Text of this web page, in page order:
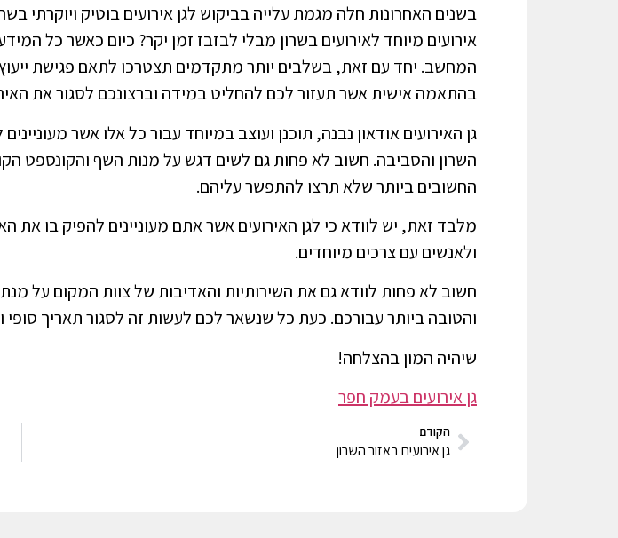
בשנים האחרונות חלה מגמת עלייה בביקוש לגן אירועים בוטיק ויוקרתי
אירועים מיוחד לאירועים בשרון מבלי לבזבז זמן יקר? כיום כאשר כל
המחשב. יחד עם זאת, בשלבים יותר מתקדמים תצטרכו לתאם פגישת
בהתאמה אישית אשר תעזור לכם להחליט במידה וברצונכם לסגור את
גן האירועים אודאון נבנה, תוכנן ועוצב במיוחד עבור כל אלו אשר
השרון והסביבה. חשוב לא פחות גם לשים דגש על מנות השף והקונספט
החשובים ביותר שלא תרצו להתפשר עליהם.
מלבד זאת, יש לוודא כי לגן האירועים אשר אתם מעוניינים להפיק בו את
ולאנשים עם צרכים מיוחדים.
חשוב לא פחות לוודא גם את השירותיות והאדיבות של צוות המקום על
והטובה ביותר עבורכם. כעת כל שנשאר לכם לעשות זה לסגור תאריך סופי
שיהיה המון בהצלחה!
גן אירועים בעמק חפר
הקודם
גן אירועים באזור השרון